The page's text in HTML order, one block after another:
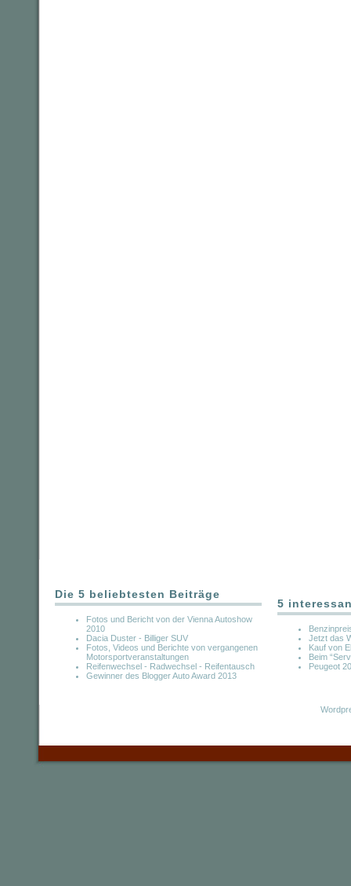
Die 5 beliebtesten Beiträge
Fotos und Bericht von der Vienna Autoshow
2010
Dacia Duster - Billiger SUV
Fotos, Videos und Berichte von vergangenen
Motorsportveranstaltungen
Reifenwechsel - Radwechsel - Reifentausch
Gewinner des Blogger Auto Award 2013
5
Jetzt das
Kauf von
Beim
Peugeot